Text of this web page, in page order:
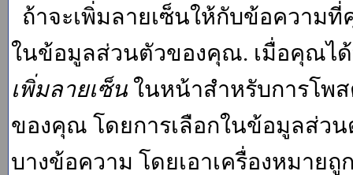
ถ้าจะเพิ่มลายเซ็นให้กับข้อความ
ในข้อมูลส่วนตัวของคุณ. เมื่อคุณไ
เพิ่มลายเซ็น ในหน้าสำหรับการโพ
ของคุณ โดยการเลือกในข้อมูลส่ว
บางข้อความ โดยเอาเครื่องหมาย